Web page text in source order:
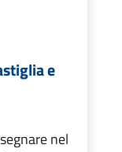
e
nel